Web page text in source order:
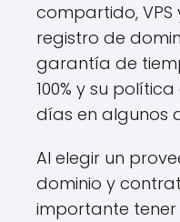
compartido,
registro de
garantía de
100% y su
días en algunos
Al elegir un
dominio y
importante